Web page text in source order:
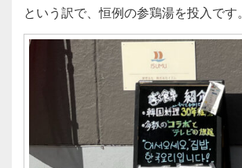
という訳で、恒例の参鶏湯を投入です。